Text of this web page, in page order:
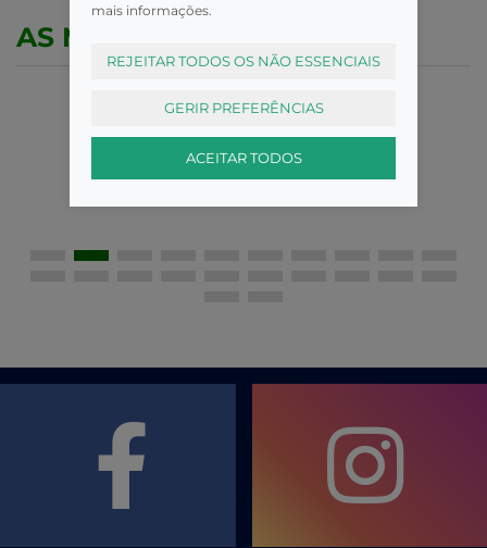
AS MELHORES MARCAS
mais informações.
REJEITAR TODOS OS NÃO ESSENCIAIS
GERIR PREFERÊNCIAS
ACEITAR TODOS